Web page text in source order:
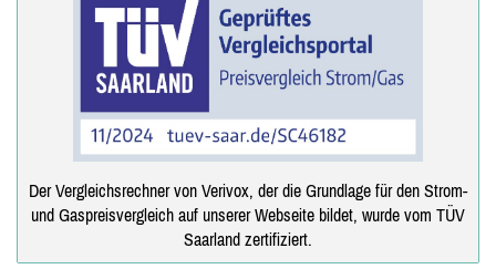
Der Vergleichsrechner von Verivox, der die Grundlage für den Strom-
und Gaspreisvergleich auf unserer Webseite bildet, wurde vom TÜV
Saarland zertifiziert.